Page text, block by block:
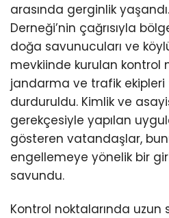
arasında gerginlik
Derneği’nin çağrısıyla
doğa savunucuları ve
mevkiinde kurulan kontrol
jandarma ve trafik ekipleri
durduruldu. Kimlik ve
gerekçesiyle yapılan
gösteren vatandaşlar,
engellemeye yönelik bir
savundu.
Kontrol noktalarında uzun